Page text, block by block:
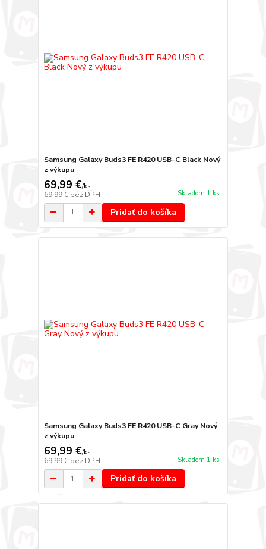
Samsung Galaxy Buds3 FE R420 USB-C Black Nový
z výkupu
69,99 €/ks
69,99 € bez DPH Skladom 1 ks
Pridať do košíka
Samsung Galaxy Buds3 FE R420 USB-C Gray Nový
z výkupu
69,99 €/ks
69,99 € bez DPH Skladom 1 ks
Pridať do košíka